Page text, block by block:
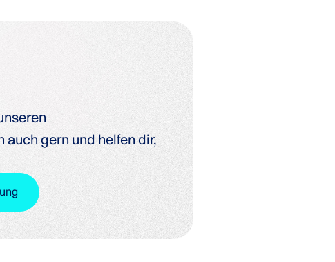
gern und helfen dir,